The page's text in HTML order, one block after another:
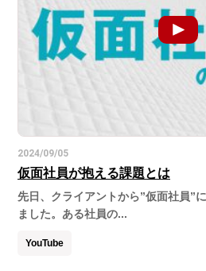
2024/09/05
仮面社員が抱える課題とは
先日、クライアントから”仮面社員”
ました。ある社員の...
YouTube